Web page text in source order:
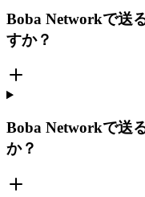
Boba Networkで送
すか？
Boba Networkで送
か？